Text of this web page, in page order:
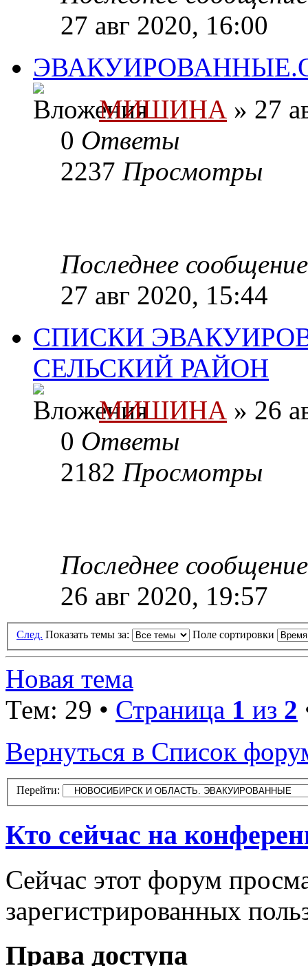
27 авг 2020, 16:00
МИШИНА » 27
0 Ответы
2237 Просмотры
Последнее
27 авг 2020, 15:44
СПИСКИ
СЕЛЬСКИЙ РАЙОН
МИШИНА » 26
0 Ответы
2182 Просмотры
Последнее
26 авг 2020, 19:57
След. Показать темы за: Поле сортировки
Новая тема
Тем: 29 • Страница 1 из 2
Вернуться в Список
Перейти:
Кто сейчас на
Сейчас этот форум
зарегистрированных
Права доступа